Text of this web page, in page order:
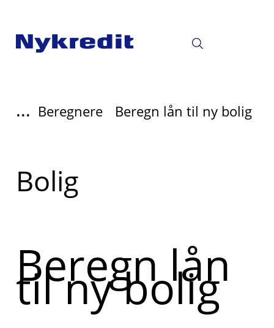
... Beregnere Beregn lån til ny bolig
Læs
mere
Bolig
Beregn lån
til ny bolig